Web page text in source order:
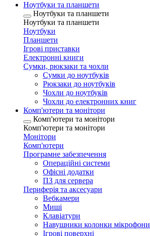
Ноутбуки та планшети
Ноутбуки та планшети
Ноутбуки та планшети
Ноутбуки
Планшети
Ігрові приставки
Електронні книги
Сумки, рюкзаки та чохли
Сумки до ноутбуків
Рюкзаки до ноутбуків
Чохли до ноутбуків
Чохли до електронних книг
Комп'ютери та монітори
Комп'ютери та монітори
Комп'ютери та монітори
Монітори
Комп'ютери
Програмне забезпечення
Операційні системи
Офісні додатки
ПЗ для сервера
Периферія та аксесуари
Вебкамери
Миші
Клавіатури
Навушники колонки мікрофони
Ігрові поверхні